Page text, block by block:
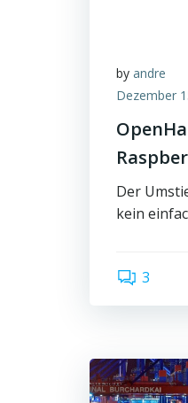
by andre
Dezember
Der
kein
3